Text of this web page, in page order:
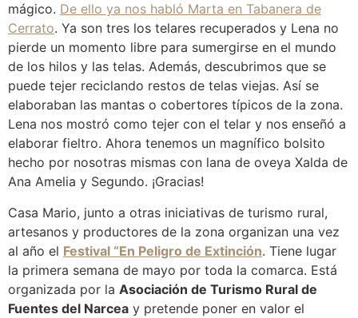
mágico. De ello ya nos habló Marta en Tabanera de
Cerrato. Ya son tres los telares recuperados y Lena no
pierde un momento libre para sumergirse en el mundo
de los hilos y las telas. Además, descubrimos que se
puede tejer reciclando restos de telas viejas. Así se
elaboraban las mantas o cobertores típicos de la zona.
Lena nos mostró como tejer con el telar y nos enseñó a
elaborar fieltro. Ahora tenemos un magnífico bolsito
hecho por nosotras mismas con lana de oveya Xalda de
Ana Amelia y Segundo. ¡Gracias!
Casa Mario, junto a otras iniciativas de turismo rural,
artesanos y productores de la zona organizan una vez
al año el Festival “En Peligro de Extinción. Tiene lugar
la primera semana de mayo por toda la comarca. Está
organizada por la Asociación de Turismo Rural de
Fuentes del Narcea y pretende poner en valor el